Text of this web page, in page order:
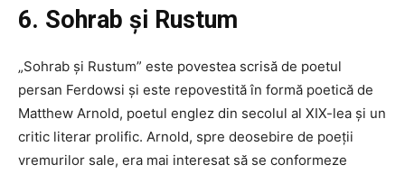
6. Sohrab și Rustum
„Sohrab și Rustum” este povestea scrisă de poetul
persan Ferdowsi și este repovestită în formă poetică de
Matthew Arnold, poetul englez din secolul al XIX-lea și un
critic literar prolific. Arnold, spre deosebire de poeții
vremurilor sale, era mai interesat să se conformeze